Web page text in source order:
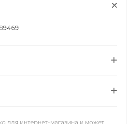
для интернет-магазина и может